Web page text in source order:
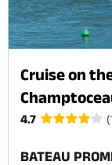
Cruise on
4.7
BATEAU